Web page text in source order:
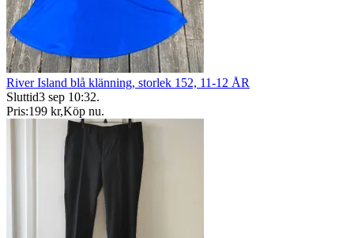
River Island blå klänning, storlek 152, 11-12 ÅR
Sluttid3 sep 10:32.
Pris:199 kr,Köp nu.